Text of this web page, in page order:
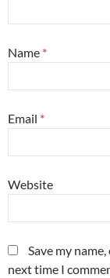
Name *
Email *
Website
Save my
next time I